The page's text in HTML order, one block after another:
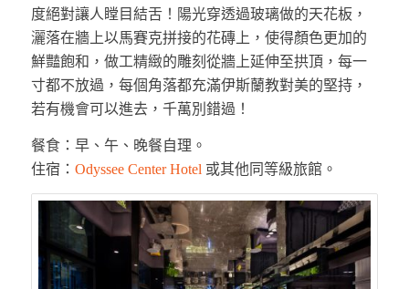
度絕對讓人瞠目結舌！陽光穿透過玻璃做的天花板，
灑落在牆上以馬賽克拼接的花磚上，使得顏色更加的
鮮豔飽和，做工精緻的雕刻從牆上延伸至拱頂，每一
寸都不放過，每個角落都充滿伊斯蘭教對美的堅持，
若有機會可以進去，千萬別錯過！
餐食：早、午、晚餐自理。
住宿： Odyssee Center Hotel 或其他同等級旅館。